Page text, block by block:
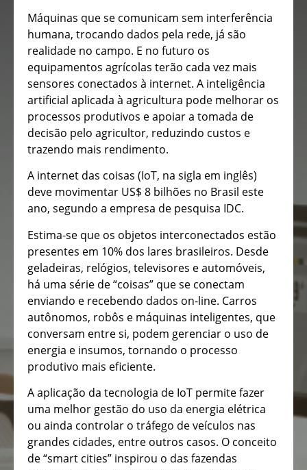
Máquinas que se comunicam sem interferência
humana, trocando dados pela rede, já são
realidade no campo. E no futuro os
equipamentos agrícolas terão cada vez mais
sensores conectados à internet. A inteligência
artificial aplicada à agricultura pode melhorar os
processos produtivos e apoiar a tomada de
decisão pelo agricultor, reduzindo custos e
trazendo mais rendimento.
A internet das coisas (IoT, na sigla em inglês)
deve movimentar US$ 8 bilhões no Brasil este
ano, segundo a empresa de pesquisa IDC.
Estima-se que os objetos interconectados estão
presentes em 10% dos lares brasileiros. Desde
geladeiras, relógios, televisores e automóveis,
há uma série de “coisas” que se conectam
enviando e recebendo dados on-line. Carros
autônomos, robôs e máquinas inteligentes, que
conversam entre si, podem gerenciar o uso de
energia e insumos, tornando o processo
produtivo mais eficiente.
A aplicação da tecnologia de IoT permite fazer
uma melhor gestão do uso da energia elétrica
ou ainda controlar o tráfego de veículos nas
grandes cidades, entre outros casos. O conceito
de “smart cities” inspirou o das fazendas